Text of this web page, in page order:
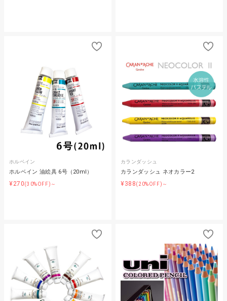
ホルベイン
ホルベイン 油絵具 6号（20ml）
¥270(30%OFF)～
カランダッシュ
カランダッシュ ネオカラー2
¥388(20%OFF)～